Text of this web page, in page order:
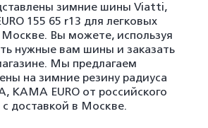
зимние шины Viatti,
155 65 r13 для легковых
Вы можете, используя
нужные вам шины и заказать
Мы предлагаем
на зимние резину радиуса
KAMA EURO от российского
доставкой в Москве.